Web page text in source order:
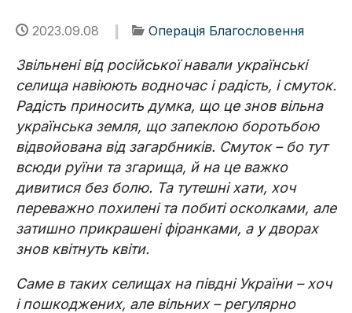
2023.09.08 Операція Благословення
Звільнені від російської навали українські
селища навіюють водночас і радість, і смуток.
Радість приносить думка, що це знов вільна
українська земля, що запеклою боротьбою
відвойована від загарбників. Смуток – бо тут
всюди руїни та згарища, й на це важко
дивитися без болю. Та тутешні хати, хоч
переважно похилені та побиті осколками, але
затишно прикрашені фіранками, а у дворах
знов квітнуть квіти.
Саме в таких селищах на півдні України – хоч
і пошкоджених, але вільних – регулярно